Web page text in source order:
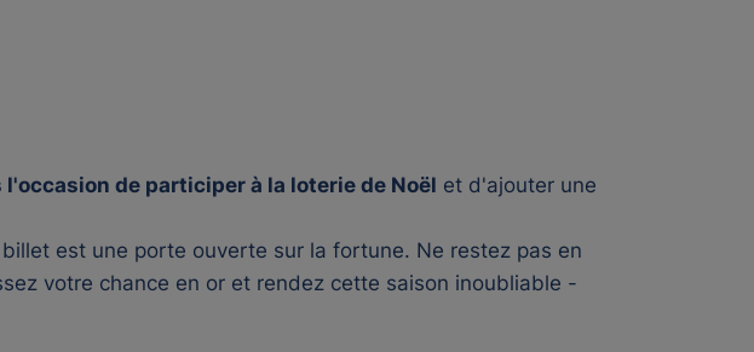
l'occasion de participer à la loterie de Noël et d'ajouter une
billet est une porte ouverte sur la fortune. Ne restez pas en
votre chance en or et rendez cette saison inoubliable -